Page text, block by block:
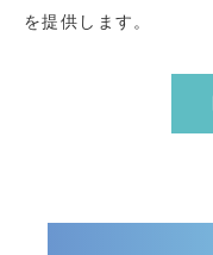
を提供します。